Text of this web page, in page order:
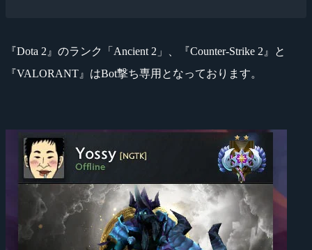
『Dota 2』のランク「Ancient 2」、『Counter-Strike 2』と
『VALORANT』はBot撃ち専用となっております。